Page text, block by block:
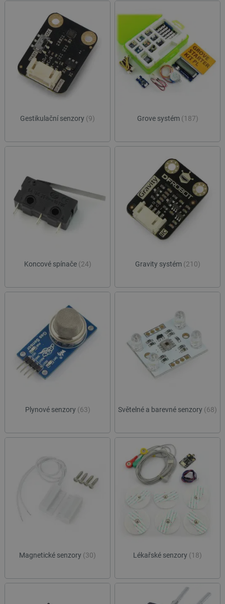
Gestikulační senzory (9) Grove systém (187)
Koncové spínače (24) Gravity systém (210)
Plynové senzory (63) Světelné a barevné senzory (68)
Magnetické senzory (30) Lékařské senzory (18)